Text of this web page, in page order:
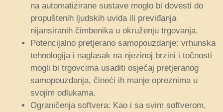
na automatizirane sustave moglo bi dovesti do
propuštenih ljudskih uvida ili previđanja
nijansiranih čimbenika u okruženju trgovanja.
Potencijalno pretjerano samopouzdanje: vrhunska
tehnologija i naglasak na njezinoj brzini i točnosti
mogli bi trgovcima usaditi osjećaj pretjeranog
samopouzdanja, čineći ih manje opreznima u
svojim odlukama.
Ograničenja softvera: Kao i sa svim softverom,